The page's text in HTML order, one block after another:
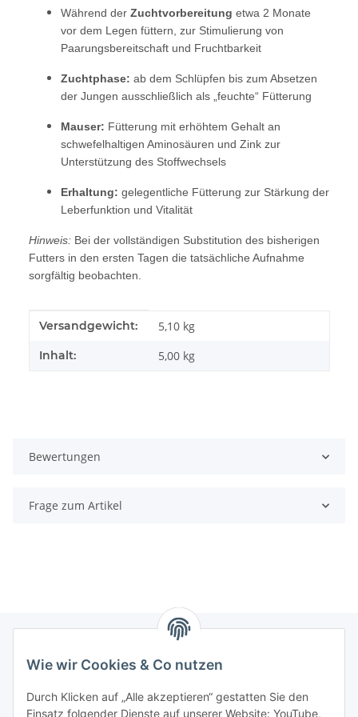
Wie wir Cookies & Co nutzen
Durch Klicken auf „Alle akzeptieren“ gestatten Sie den
Einsatz folgender Dienste auf unserer Website: YouTube,
Während der Zuchtvorbereitung etwa 2 Monate
vor dem Legen füttern, zur Stimulierung von
Paarungsbereitschaft und Fruchtbarkeit
Zuchtphase: ab dem Schlüpfen bis zum Absetzen
der Jungen ausschließlich als „feuchte“ Fütterung
Mauser: Fütterung mit erhöhtem Gehalt an
schwefelhaltigen Aminosäuren und Zink zur
Unterstützung des Stoffwechsels
Erhaltung: gelegentliche Fütterung zur Stärkung der
Leberfunktion und Vitalität
Hinweis: Bei der vollständigen Substitution des bisherigen
Futters in den ersten Tagen die tatsächliche Aufnahme
sorgfältig beobachten.
Produkteigenschaft
Wert
Versandgewicht: 5,10 kg
Inhalt: 5,00 kg
Bewertungen
Frage zum Artikel
Informationen